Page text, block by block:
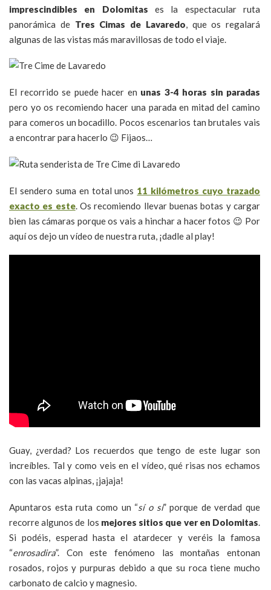
imprescindibles en Dolomitas es la espectacular ruta
panorámica de Tres Cimas de Lavaredo, que os regalará
algunas de las vistas más maravillosas de todo el viaje.
El recorrido se puede hacer en unas 3-4 horas sin paradas
pero yo os recomiendo hacer una parada en mitad del camino
para comeros un bocadillo. Pocos escenarios tan brutales vais
a encontrar para hacerlo 😉 Fijaos…
El sendero suma en total unos 11 kilómetros cuyo trazado
exacto es este. Os recomiendo llevar buenas botas y cargar
bien las cámaras porque os vais a hinchar a hacer fotos 😉 Por
aquí os dejo un vídeo de nuestra ruta, ¡dadle al play!
Guay, ¿verdad? Los recuerdos que tengo de este lugar son
increíbles. Tal y como veis en el vídeo, qué risas nos echamos
con las vacas alpinas, ¡jajaja!
Apuntaros esta ruta como un “sí o sí” porque de verdad que
recorre algunos de los mejores sitios que ver en Dolomitas.
Si podéis, esperad hasta el atardecer y veréis la famosa
“enrosadira”. Con este fenómeno las montañas entonan
rosados, rojos y purpuras debido a que su roca tiene mucho
carbonato de calcio y magnesio.